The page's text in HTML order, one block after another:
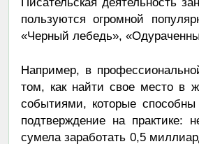
пользуются огромной
«Черный лебедь»,
Например, в
том, как найти свое место в
событиями, которые
подтверждение на практике:
сумела заработать 0,5